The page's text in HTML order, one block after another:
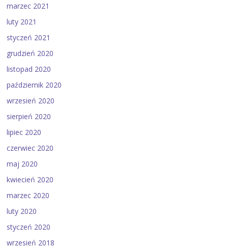
marzec 2021
luty 2021
styczeń 2021
grudzień 2020
listopad 2020
październik 2020
wrzesień 2020
sierpień 2020
lipiec 2020
czerwiec 2020
maj 2020
kwiecień 2020
marzec 2020
luty 2020
styczeń 2020
wrzesień 2018